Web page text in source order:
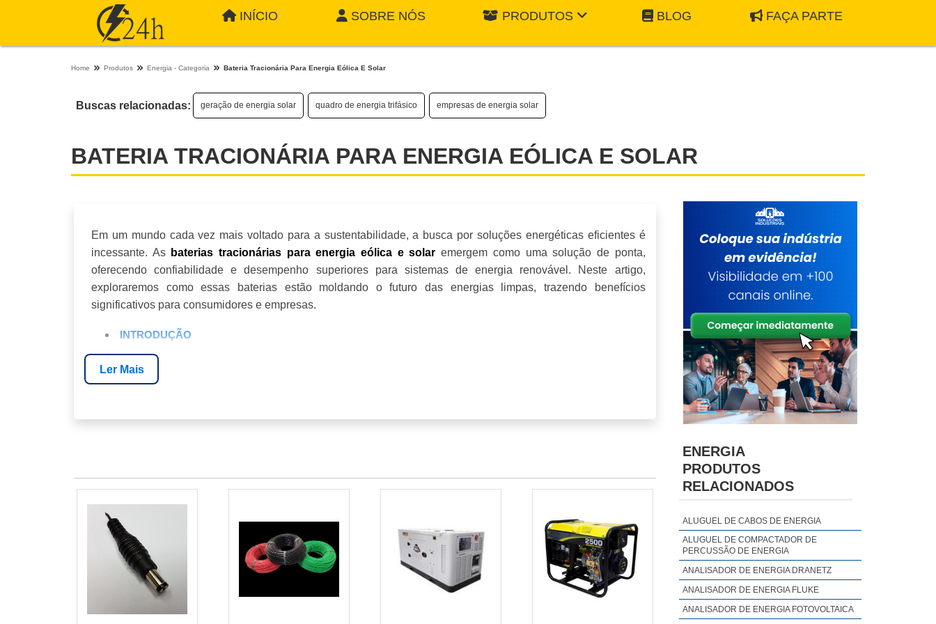
INÍCIO SOBRE NÓS PRODUTOS BLOG FAÇA PARTE
Home Produtos Energia - Categoria Bateria Tracionária Para Energia Eólica E Solar
Buscas relacionadas: geração de energia solar quadro de energia trifásico empresas de energia solar
BATERIA TRACIONÁRIA PARA ENERGIA EÓLICA E SOLAR
Em um mundo cada vez mais voltado para a sustentabilidade, a busca por soluções energéticas eficientes é
incessante. As baterias tracionárias para energia eólica e solar emergem como uma solução de ponta,
oferecendo confiabilidade e desempenho superiores para sistemas de energia renovável. Neste artigo,
exploraremos como essas baterias estão moldando o futuro das energias limpas, trazendo benefícios
significativos para consumidores e empresas.
INTRODUÇÃO
O QUE É UMA BATERIA TRACIONÁRIA?
VANTAGENS DAS BATERIAS TRACIONÁRIAS
PERGUNTAS FREQUENTES
CONCLUSÃO
INTRODUÇÃO
As baterias tracionárias estão se tornando uma peça-chave no avanço das tecnologias de energia renovável.
Ler Mais
ENERGIA
PRODUTOS
RELACIONADOS
ALUGUEL DE CABOS DE ENERGIA
ALUGUEL DE COMPACTADOR DE
PERCUSSÃO DE ENERGIA
ANALISADOR DE ENERGIA DRANETZ
ANALISADOR DE ENERGIA FLUKE
ANALISADOR DE ENERGIA FOTOVOLTAICA